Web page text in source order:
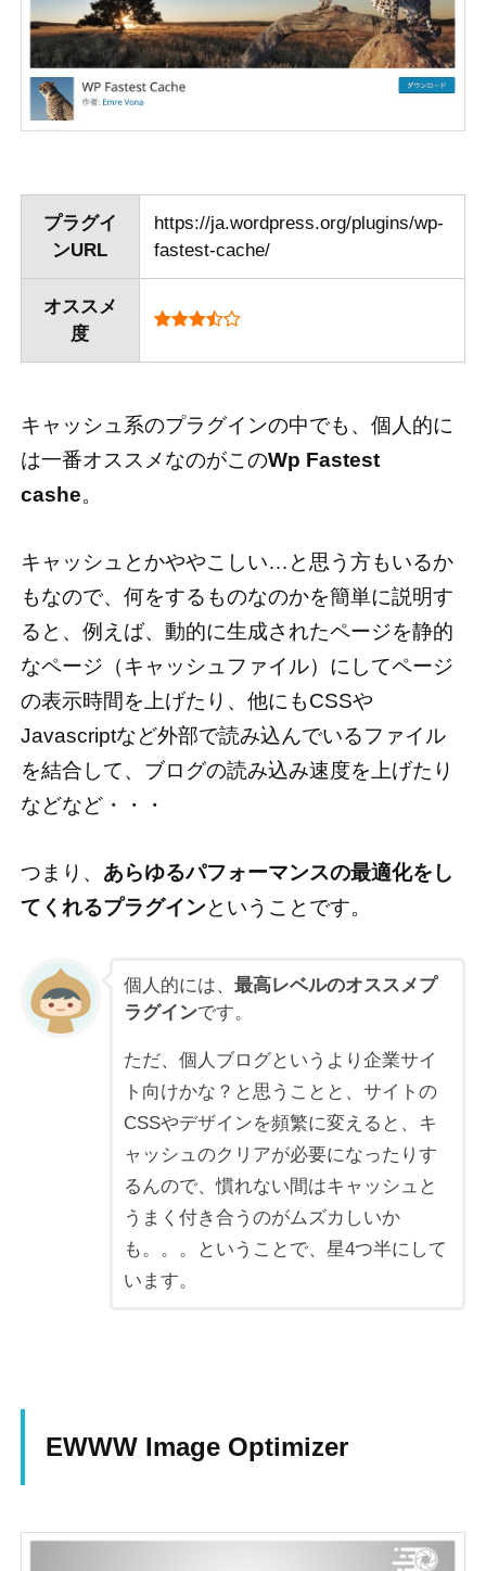
プラグイ
ンURL
https://ja.wordpress.org/plugins/wp-
fastest-cache/
オススメ
度
キャッシュ系のプラグインの中でも、個人的に
は一番オススメなのがこのWp Fastest
cashe。
キャッシュとかややこしい…と思う方もいるか
もなので、何をするものなのかを簡単に説明す
ると、例えば、動的に生成されたページを静的
なページ（キャッシュファイル）にしてページ
の表示時間を上げたり、他にもCSSや
Javascriptなど外部で読み込んでいるファイル
を結合して、ブログの読み込み速度を上げたり
などなど・・・
つまり、 あらゆるパフォーマンスの最適化をし
てくれるプラグインということです。
個人的には、最高レベルのオススメプ
ラグインです。
ただ、個人ブログというより企業サイ
ト向けかな？と思うことと、サイトの
CSSやデザインを頻繁に変えると、キ
ャッシュのクリアが必要になったりす
るんので、慣れない間はキャッシュと
うまく付き合うのがムズカしいか
も。。。ということで、星4つ半にして
います。
EWWW Image Optimizer